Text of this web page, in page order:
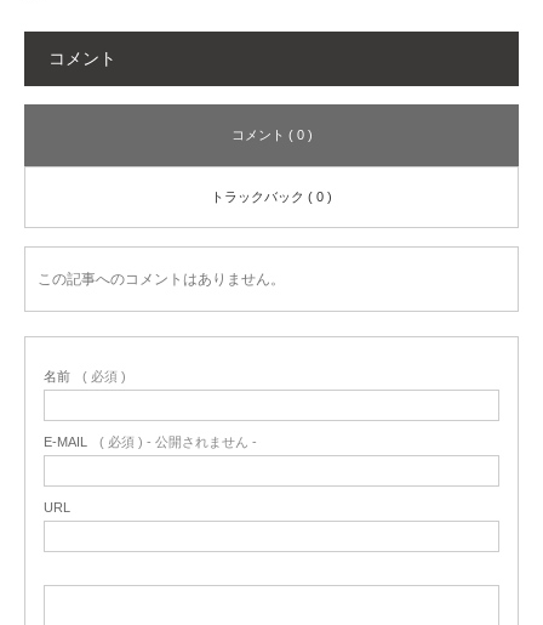
コメント
コメント ( 0 )
トラックバック ( 0 )
この記事へのコメントはありません。
名前 ( 必須 )
E-MAIL ( 必須 ) - 公開されません -
URL